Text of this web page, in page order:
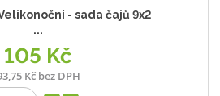
- sada čajů 9x2
...
105 Kč
Kč bez DPH